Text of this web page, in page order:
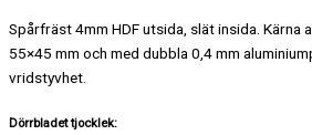
Spårfräst 4mm HDF utsida, slät insida. Kärna
55×45 mm och med dubbla 0,4 mm
vridstyvhet.
Dörrbladet tjocklek: